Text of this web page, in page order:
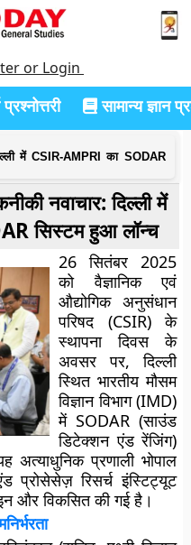
or Login
सामान्य ज्ञान
में CSIR-AMPRI का SODAR
नवाचार: दिल्ली में
सिस्टम हुआ लॉन्च
26 सितंबर 2025
को वैज्ञानिक एवं
औद्योगिक अनुसंधान
परिषद (CSIR) के
स्थापना दिवस के
अवसर पर, दिल्ली
स्थित भारतीय मौसम
विज्ञान विभाग (IMD)
में SODAR (साउंड
डिटेक्शन एंड रेंजिंग)
अत्याधुनिक प्रणाली भोपाल
प्रोसेसेज़ रिसर्च इंस्टिट्यूट
और विकसित की गई है।